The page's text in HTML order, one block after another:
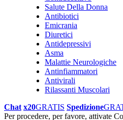
Salute Della Donna
Antibiotici
Emicrania
Diuretici
Antidepressivi
Asma
Malattie Neurologiche
Antinfiammatori
Antivirali
Rilassanti Muscolari
Chat x20GRATIS Spedizione
Per procedere, per favore, attivate